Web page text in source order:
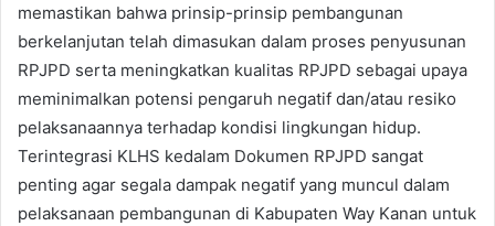
memastikan bahwa prinsip-prinsip pembangunan
berkelanjutan telah dimasukan dalam proses penyusunan
RPJPD serta meningkatkan kualitas RPJPD sebagai upaya
meminimalkan potensi pengaruh negatif dan/atau resiko
pelaksanaannya terhadap kondisi lingkungan hidup.
Terintegrasi KLHS kedalam Dokumen RPJPD sangat
penting agar segala dampak negatif yang muncul dalam
pelaksanaan pembangunan di Kabupaten Way Kanan untuk